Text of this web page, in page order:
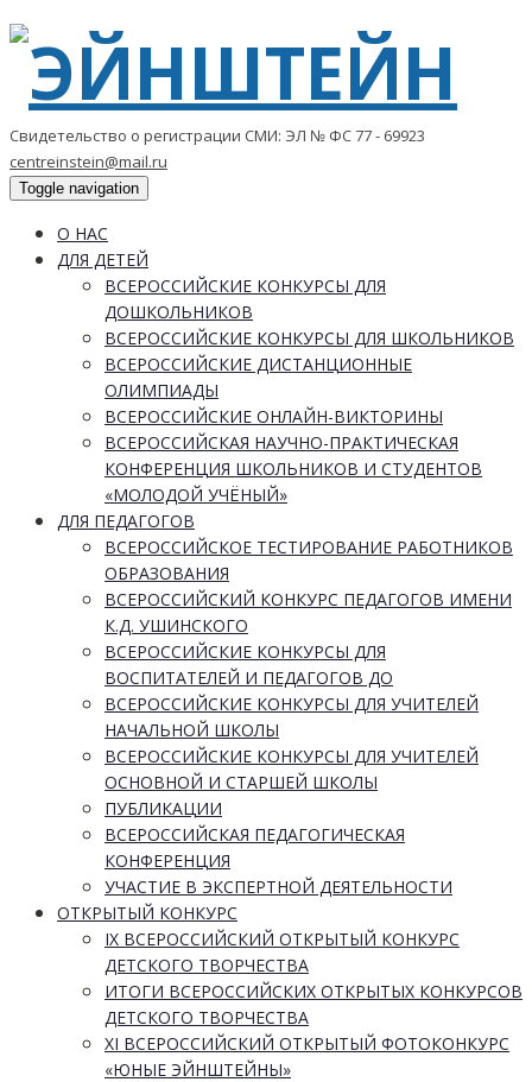
Свидетельство о регистрации СМИ: ЭЛ № ФС 77 - 69923
centreinstein@mail.ru
Toggle navigation
О НАС
ДЛЯ ДЕТЕЙ
ВСЕРОССИЙСКИЕ КОНКУРСЫ ДЛЯ
ДОШКОЛЬНИКОВ
ВСЕРОССИЙСКИЕ КОНКУРСЫ ДЛЯ ШКОЛЬНИКОВ
ВСЕРОССИЙСКИЕ ДИСТАНЦИОННЫЕ
ОЛИМПИАДЫ
ВСЕРОССИЙСКИЕ ОНЛАЙН-ВИКТОРИНЫ
ВСЕРОССИЙСКАЯ НАУЧНО-ПРАКТИЧЕСКАЯ
КОНФЕРЕНЦИЯ ШКОЛЬНИКОВ И СТУДЕНТОВ
«МОЛОДОЙ УЧЁНЫЙ»
ДЛЯ ПЕДАГОГОВ
ВСЕРОССИЙСКОЕ ТЕСТИРОВАНИЕ РАБОТНИКОВ
ОБРАЗОВАНИЯ
ВСЕРОССИЙСКИЙ КОНКУРС ПЕДАГОГОВ ИМЕНИ
К.Д. УШИНСКОГО
ВСЕРОССИЙСКИЕ КОНКУРСЫ ДЛЯ
ВОСПИТАТЕЛЕЙ И ПЕДАГОГОВ ДО
ВСЕРОССИЙСКИЕ КОНКУРСЫ ДЛЯ УЧИТЕЛЕЙ
НАЧАЛЬНОЙ ШКОЛЫ
ВСЕРОССИЙСКИЕ КОНКУРСЫ ДЛЯ УЧИТЕЛЕЙ
ОСНОВНОЙ И СТАРШЕЙ ШКОЛЫ
ПУБЛИКАЦИИ
ВСЕРОССИЙСКАЯ ПЕДАГОГИЧЕСКАЯ
КОНФЕРЕНЦИЯ
УЧАСТИЕ В ЭКСПЕРТНОЙ ДЕЯТЕЛЬНОСТИ
ОТКРЫТЫЙ КОНКУРС
IX ВСЕРОССИЙСКИЙ ОТКРЫТЫЙ КОНКУРС
ДЕТСКОГО ТВОРЧЕСТВА
ИТОГИ ВСЕРОССИЙСКИХ ОТКРЫТЫХ КОНКУРСОВ
ДЕТСКОГО ТВОРЧЕСТВА
XI ВСЕРОССИЙСКИЙ ОТКРЫТЫЙ ФОТОКОНКУРС
«ЮНЫЕ ЭЙНШТЕЙНЫ»